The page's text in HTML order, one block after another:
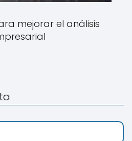
mejorar el análisis